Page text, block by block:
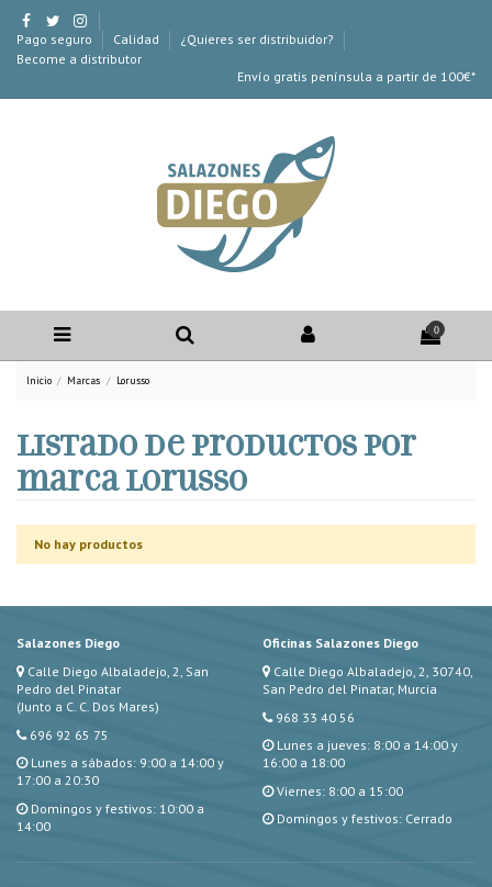
Pago seguro Calidad
¿Quieres ser distribuidor?
Become a distributor
Envío gratis península a partir de 100€*
0
Inicio Marcas Lorusso
Listado de productos por
marca Lorusso
No hay productos
Salazones Diego
Calle Diego Albaladejo, 2, San
Pedro del Pinatar
(Junto a C. C. Dos Mares)
696 92 65 75
Lunes a sábados: 9:00 a 14:00 y
17:00 a 20:30
Domingos y festivos: 10:00 a
14:00
Oficinas Salazones Diego
Calle Diego Albaladejo, 2, 30740,
San Pedro del Pinatar, Murcia
968 33 40 56
Lunes a jueves: 8:00 a 14:00 y
16:00 a 18:00
Viernes: 8:00 a 15:00
Domingos y festivos: Cerrado